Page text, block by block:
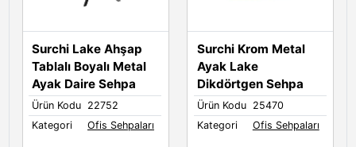
Surchi Lake Ahşap
Tablalı Boyalı Metal
Ayak Daire Sehpa
Ürün Kodu
22752
Kategori
Ofis Sehpaları
Surchi Krom Metal
Ayak Lake
Dikdörtgen Sehpa
Ürün Kodu
25470
Kategori
Ofis Sehpaları